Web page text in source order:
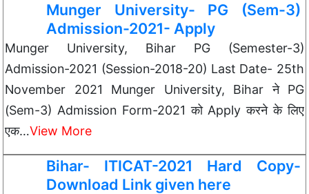
Munger University- PG (Sem-3)
Admission-2021- Apply
Munger University, Bihar PG (Semester-3)
Admission-2021 (Session-2018-20) Last Date- 25th
November 2021 Munger University, Bihar ने PG
(Sem-3) Admission Form-2021 को Apply करने के लिए
एक…View More
Bihar- ITICAT-2021 Hard Copy-
Download Link given here